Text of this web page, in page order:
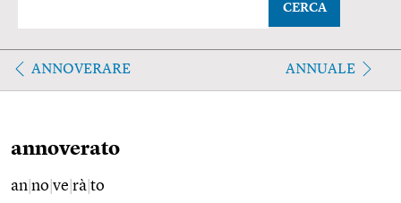
CERCA
ANNOVERARE ANNUALE
annoverato
an no ve rà to